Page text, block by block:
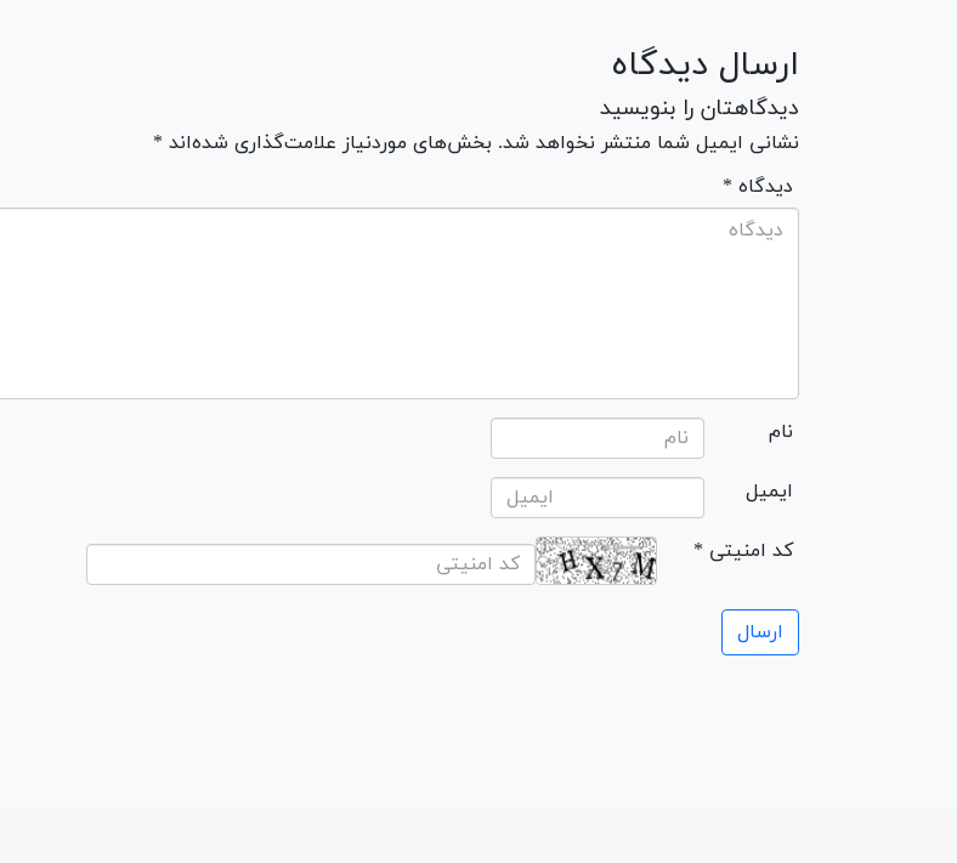
ارسال دیدگاه
دیدگاهتان را بنویسید
نشانی ایمیل شما منتشر نخواهد شد. بخش‌های موردنیاز علامت‌گذاری شده‌اند *
* دیدگاه
نام
ایمیل
* کد امنیتی